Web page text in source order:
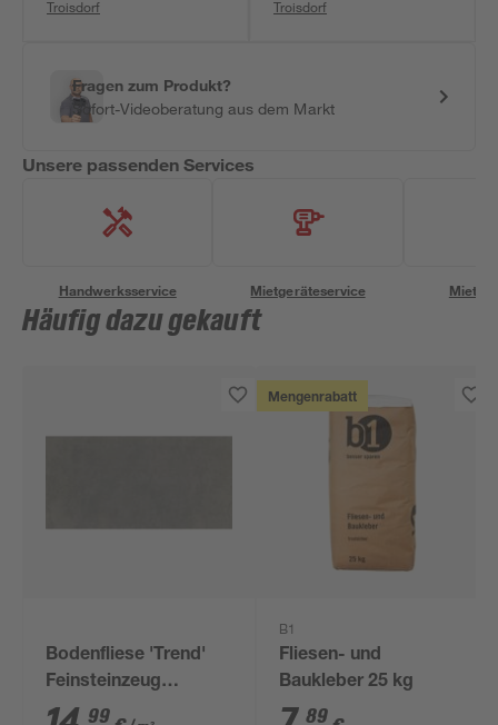
Troisdorf Troisdorf
Fragen zum Produkt?
Sofort-Videoberatung aus dem Markt
Unsere passenden Services
Handwerksservice Mietgeräteservice
Häufig dazu gekauft
Bodenfliese 'Trend'
Feinsteinzeug
anthrazit 30,5 x 61 cm
99
Mengenrabatt
B1
Fliesen- und
Baukleber 25 kg
89